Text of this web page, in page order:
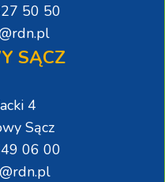
50 50
SĄCZ
4
Sącz
06 00